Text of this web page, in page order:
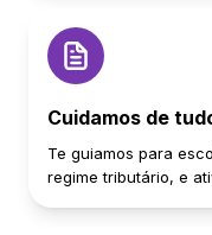
Cuidamos de
Te guiamos para
regime tributário, e